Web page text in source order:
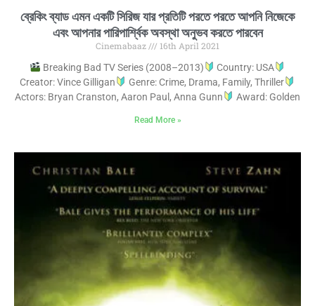
ব্রেকিং ব্যাড এমন একটি সিরিজ যার প্রতিটি পরতে পরতে আপনি নিজেকে
এবং আপনার পারিপার্শ্বিক অবস্থা অনুভব করতে পারবেন
Cinemabaaz
16th April 2021
Breaking Bad TV Series (2008–2013)
Country: USA
Creator: Vince Gilligan
Genre: Crime, Drama, Family, Thriller
Actors: Bryan Cranston, Aaron Paul, Anna Gunn
Award: Golden
Read More »